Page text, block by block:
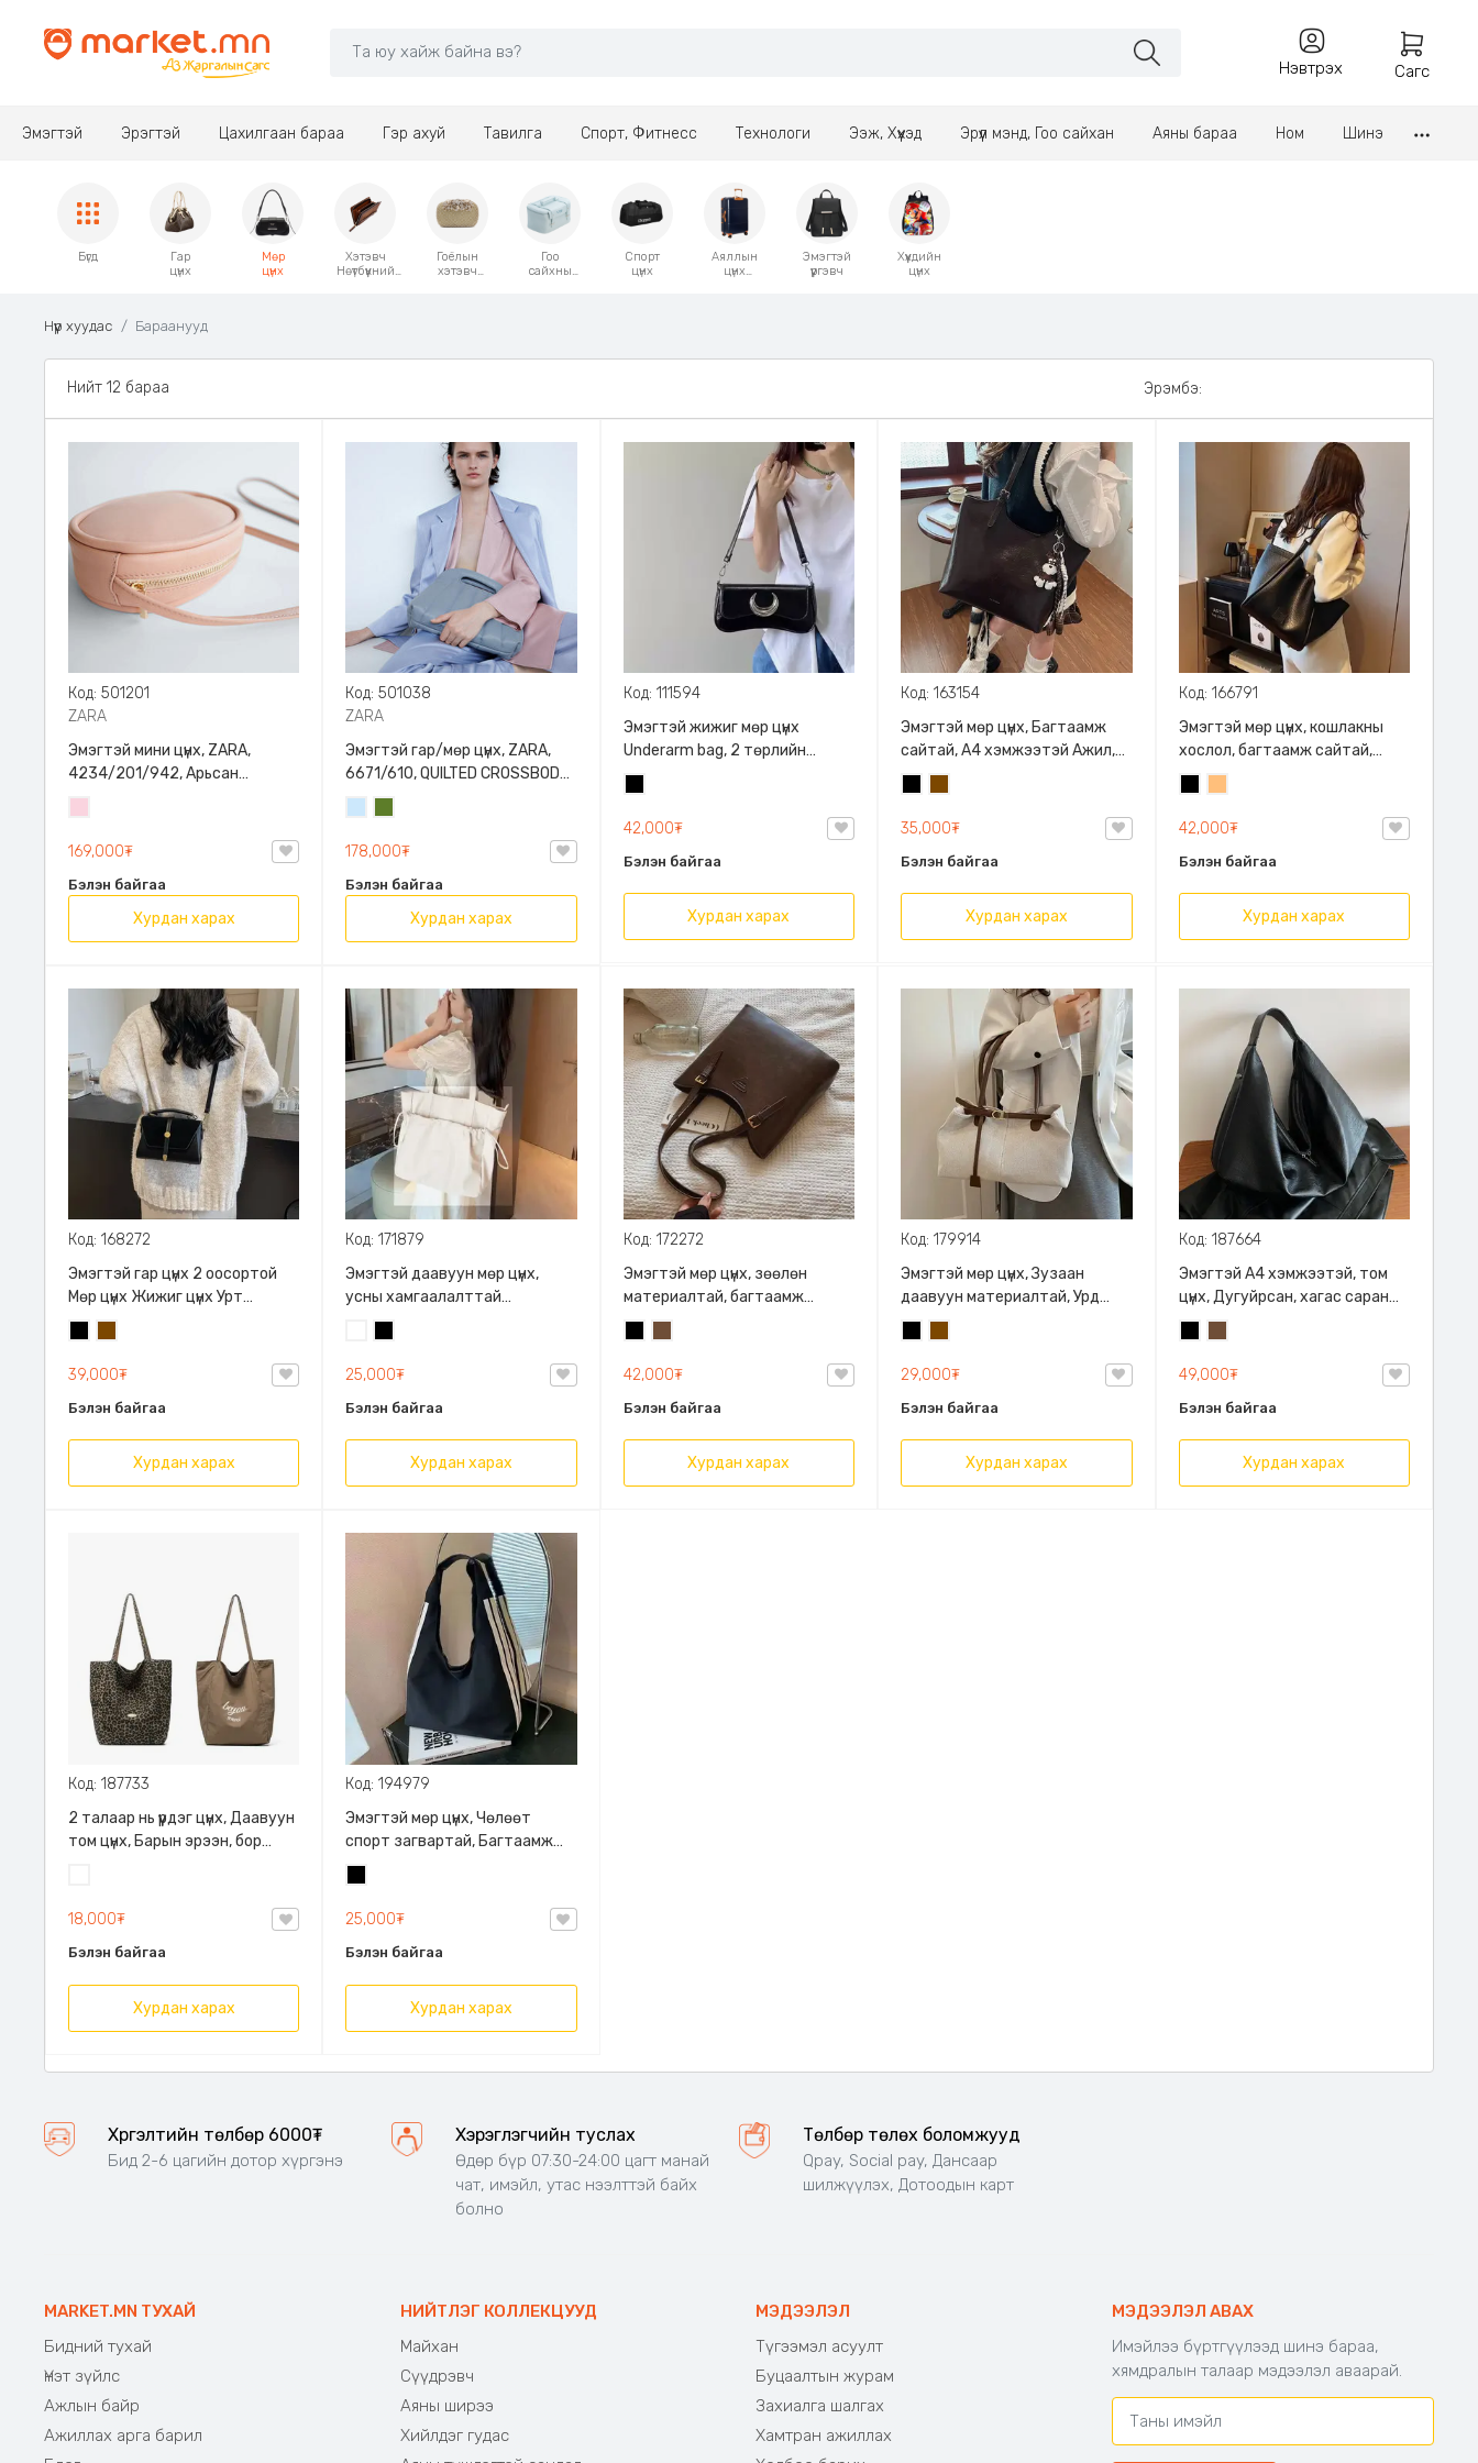
Нэвтрэх Сагс
Эмэгтэй Эрэгтэй Цахилгаан бараа Гэр ахуй Тавилга Спорт, Фитнесс Технологи Ээж, Хүүхэд Эрүүл мэнд, Гоо сайхан Аяны бараа Ном Шинэ
Бүгд
Гар
цүнх
Мөр
цүнх
Хэтэвч
Нөүтбүүкний
Гоёлын
хэтэвч
Гоо
сайхны
Спорт
цүнх
Аяллын
цүнх
Эмэгтэй
үүргэвч
Хүүхдийн
цүнх
Нүүр хуудас Бараанууд
Нийт 12 бараа Эрэмбэ:
Код: 501201
ZARA
Эмэгтэй мини цүнх, ZARA,
4234/201/942, Арьсан
материалтай, LIMITED EDITION
OVAL LEATHER HANDBAG TRF
169,000₮
Бэлэн байгаа
Хурдан харах
Код: 501038
ZARA
Эмэгтэй гар/мөр цүнх, ZARA,
6671/610, QUILTED CROSSBODY
BAG WITH HANDLE
178,000₮
Бэлэн байгаа
Хурдан харах
Код: 111594
Эмэгтэй жижиг мөр цүнх
Underarm bag, 2 төрлийн
оосортой, Наалддаг түгжээ
болон цахилгаантай
42,000₮
Бэлэн байгаа
Хурдан харах
Код: 163154
Эмэгтэй мөр цүнх, Багтаамж
сайтай, А4 хэмжээтэй Ажил,
Хичээлдээ үүрэхэд ч
тохиромжтой
35,000₮
Бэлэн байгаа
Хурдан харах
Код: 166791
Эмэгтэй мөр цүнх, кошлакны
хослол, багтаамж сайтай,
минимал загвартай
42,000₮
Бэлэн байгаа
Хурдан харах
Код: 168272
Эмэгтэй гар цүнх 2 оосортой
Мөр цүнх Жижиг цүнх Урт
оосортой цүнх Гоёмсог цүнх , Хар
Бор хоёр өнгөний сонголттой
39,000₮
Бэлэн байгаа
Хурдан харах
Код: 171879
Эмэгтэй даавуун мөр цүнх,
усны хамгаалалттай
гадаргуутай, A4 багтахаар
том хэмжээтэй, , Хөнгөн,
үүрэхэд эвтэйхэн
25,000₮
Бэлэн байгаа
Хурдан харах
Код: 172272
Эмэгтэй мөр цүнх, зөөлөн
материалтай, багтаамж
сайтай, дотроо жижиг
тасалгаатай
42,000₮
Бэлэн байгаа
Хурдан харах
Код: 179914
Эмэгтэй мөр цүнх, Зузаан
даавуун материалтай, Урд
хэсэгтээ бүс маягийн
оруулгатай, Удаан үүрэхэд мөр
ядраахгүй
29,000₮
Бэлэн байгаа
Хурдан харах
Код: 187664
Эмэгтэй A4 хэмжээтэй, том
цүнх, Дугуйрсан, хагас саран
хэлбэртэй, Загварлаг
49,000₮
Бэлэн байгаа
Хурдан харах
Код: 187733
2 талаар нь үүрдэг цүнх, Даавуун
том цүнх, Барын эрээн, бор
18,000₮
Бэлэн байгаа
Хурдан харах
Код: 194979
Эмэгтэй мөр цүнх, Чөлөөт
спорт загвартай, Багтаамж
сайтай, том хэмжээтэй,
Канттай
25,000₮
Бэлэн байгаа
Хурдан харах
Хүргэлтийн төлбөр 6000₮
Бид 2-6 цагийн дотор хүргэнэ
Хэрэглэгчийн туслах
Өдөр бүр 07:30-24:00 цагт манай
чат, имэйл, утас нээлттэй байх
болно
Төлбөр төлөх боломжууд
Qpay, Social pay, Дансаар
шилжүүлэх, Дотоодын карт
MARKET.MN ТУХАЙ
Бидний тухай
Үнэт зүйлс
Ажлын байр
Ажиллах арга барил
НИЙТЛЭГ КОЛЛЕКЦУУД
Майхан
Сүүдрэвч
Аяны ширээ
Хийлдэг гудас
МЭДЭЭЛЭЛ
Түгээмэл асуулт
Буцаалтын журам
Захиалга шалгах
Хамтран ажиллах
МЭДЭЭЛЭЛ АВАХ
Имэйлээ бүртгүүлээд шинэ бараа,
хямдралын талаар мэдээлэл аваарай.